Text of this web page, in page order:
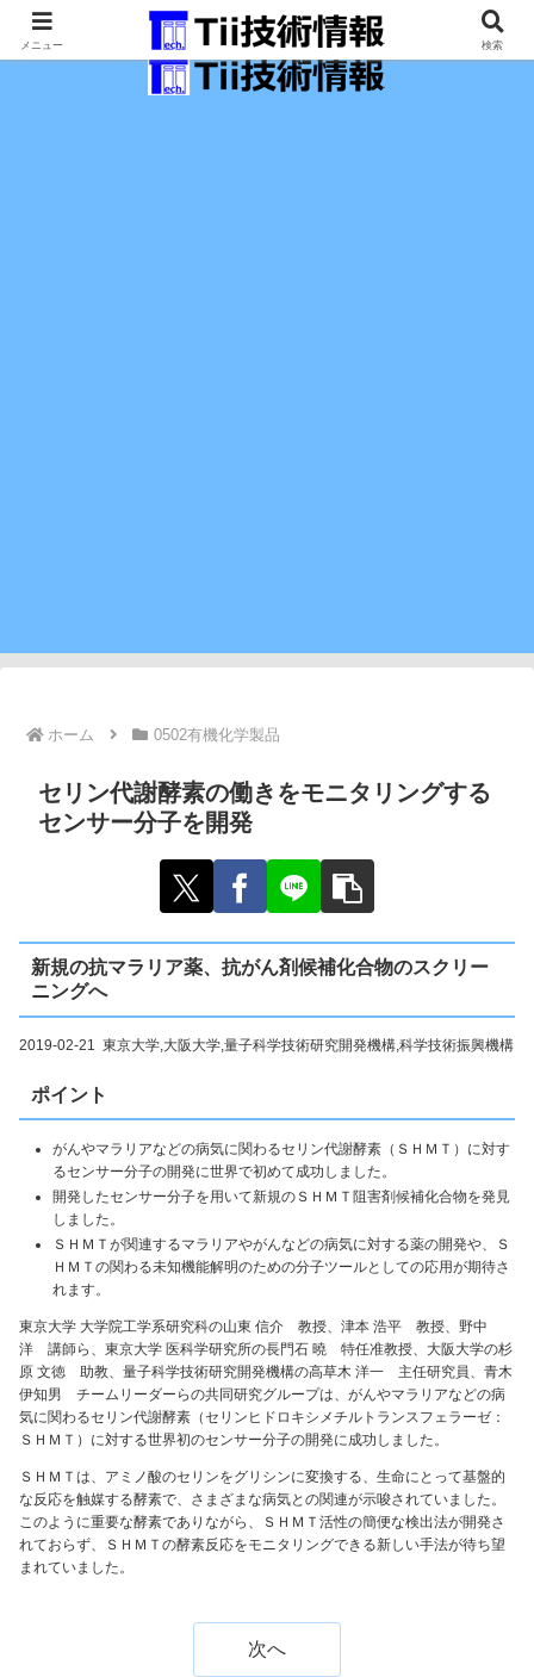
最新の科学技術の情報インフラ。
ホーム 0502有機化学製品
セリン代謝酵素の働きをモニタリングする
センサー分子を開発
新規の抗マラリア薬、抗がん剤候補化合物のスクリー
ニングへ
2019-02-21 東京大学,大阪大学,量子科学技術研究開発機構,科学技術振興機構
ポイント
がんやマラリアなどの病気に関わるセリン代謝酵素（ＳＨＭＴ）に対す
るセンサー分子の開発に世界で初めて成功しました。
開発したセンサー分子を用いて新規のＳＨＭＴ阻害剤候補化合物を発見
しました。
ＳＨＭＴが関連するマラリアやがんなどの病気に対する薬の開発や、Ｓ
ＨＭＴの関わる未知機能解明のための分子ツールとしての応用が期待さ
れます。
東京大学 大学院工学系研究科の山東 信介 教授、津本 浩平 教授、野中
洋 講師ら、東京大学 医科学研究所の長門石 曉 特任准教授、大阪大学の杉
原 文徳 助教、量子科学技術研究開発機構の高草木 洋一 主任研究員、青木
伊知男 チームリーダーらの共同研究グループは、がんやマラリアなどの病
気に関わるセリン代謝酵素（セリンヒドロキシメチルトランスフェラーゼ：
ＳＨＭＴ）に対する世界初のセンサー分子の開発に成功しました。
ＳＨＭＴは、アミノ酸のセリンをグリシンに変換する、生命にとって基盤的
な反応を触媒する酵素で、さまざまな病気との関連が示唆されていました。
このように重要な酵素でありながら、ＳＨＭＴ活性の簡便な検出法が開発さ
れておらず、ＳＨＭＴの酵素反応をモニタリングできる新しい手法が待ち望
まれていました。
次へ
メニュー 検索